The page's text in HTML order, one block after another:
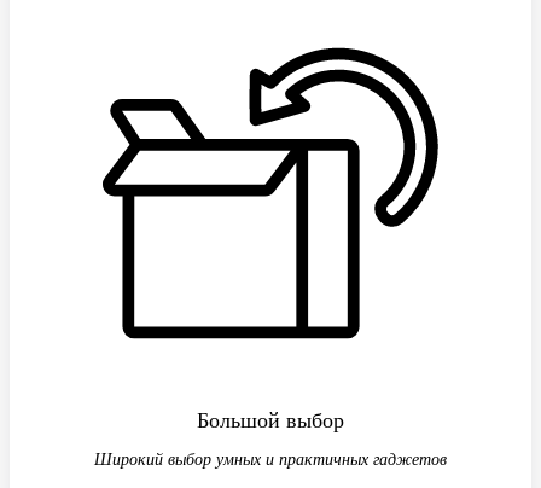
Большой выбор
Широкий выбор умных и практичных гаджетов